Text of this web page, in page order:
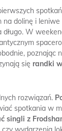
dolinę i
długo. W
poznając
się randki
rozwiązań.
spotkania w
singli z